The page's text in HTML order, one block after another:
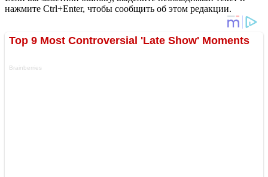
нажмите Ctrl+Enter, чтобы сообщить об этом редакции.